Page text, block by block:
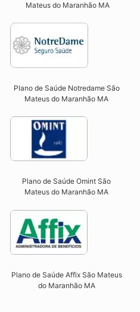
Mateus do Maranhão MA​
Plano de Saúde Notredame São
Mateus do Maranhão MA​
Plano de Saúde Omint São
Mateus do Maranhão MA​
Plano de Saúde Affix São Mateus
do Maranhão MA​